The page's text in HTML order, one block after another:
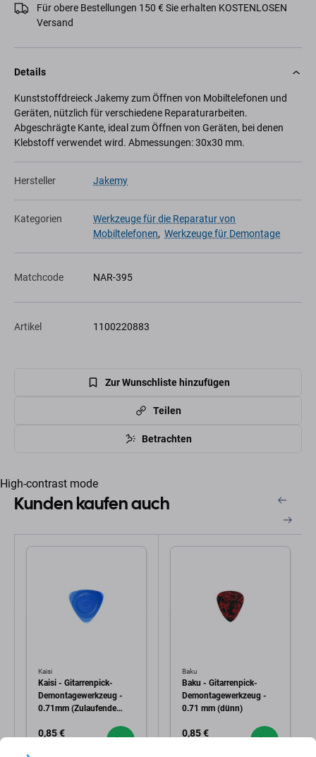
Für obere Bestellungen 150 € Sie erhalten KOSTENLOSEN
Versand
Details
Kunststoffdreieck Jakemy zum Öffnen von Mobiltelefonen und
Geräten, nützlich für verschiedene Reparaturarbeiten.
Abgeschrägte Kante, ideal zum Öffnen von Geräten, bei denen
Klebstoff verwendet wird. Abmessungen: 30x30 mm.
Hersteller Jakemy
Kategorien
Werkzeuge für die Reparatur von
Mobiltelefonen, Werkzeuge für Demontage
Matchcode NAR-395
Artikel 1100220883
Zur Wunschliste hinzufügen
Teilen
Betrachten
High-contrast mode
Kunden kaufen auch
Kaisi
Kaisi - Gitarrenpick-
Demontagewerkzeug -
0.71mm (Zulaufende
0,85 €
Baku
Baku - Gitarrenpick-
Demontagewerkzeug -
0.71 mm (dünn)
0,85 €